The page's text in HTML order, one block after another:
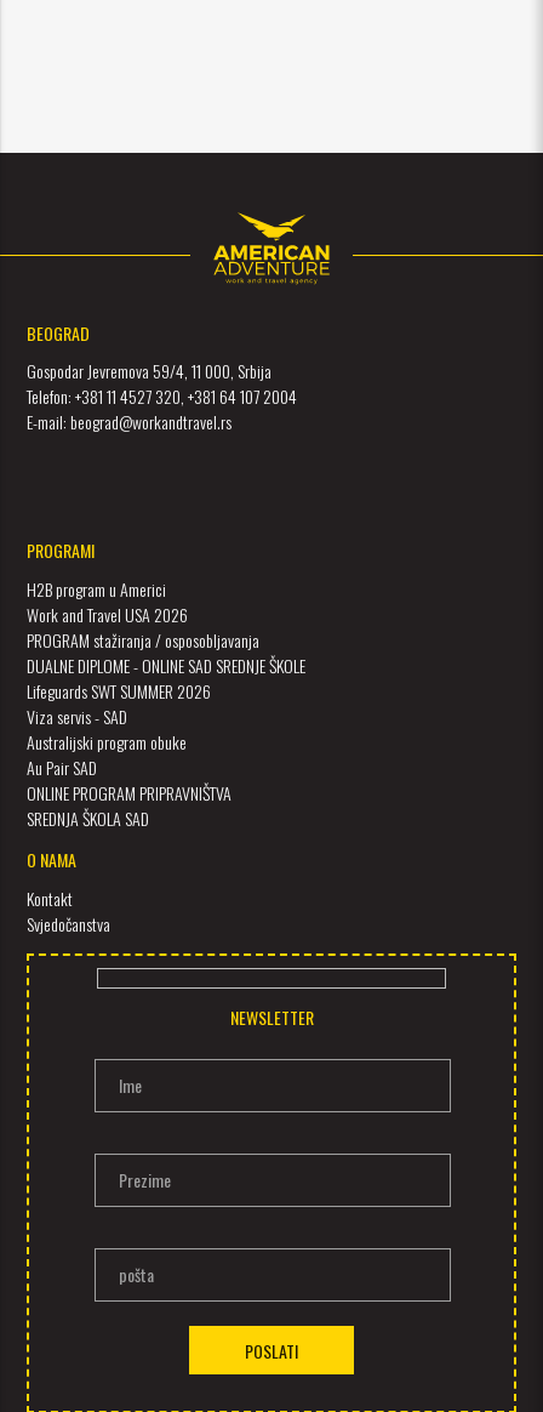
BEOGRAD
Gospodar Jevremova 59/4, 11 000, Srbija
Telefon: +381 11 4527 320, +381 64 107 2004
E-mail: beograd@workandtravel.rs
PROGRAMI
H2B program u Americi
Work and Travel USA 2026
PROGRAM stažiranja / osposobljavanja
DUALNE DIPLOME - ONLINE SAD SREDNJE ŠKOLE
Lifeguards SWT SUMMER 2026
Viza servis - SAD
Australijski program obuke
Au Pair SAD
ONLINE PROGRAM PRIPRAVNIŠTVA
SREDNJA ŠKOLA SAD
O NAMA
Kontakt
Svjedočanstva
NEWSLETTER
Ime
Prezime
pošta